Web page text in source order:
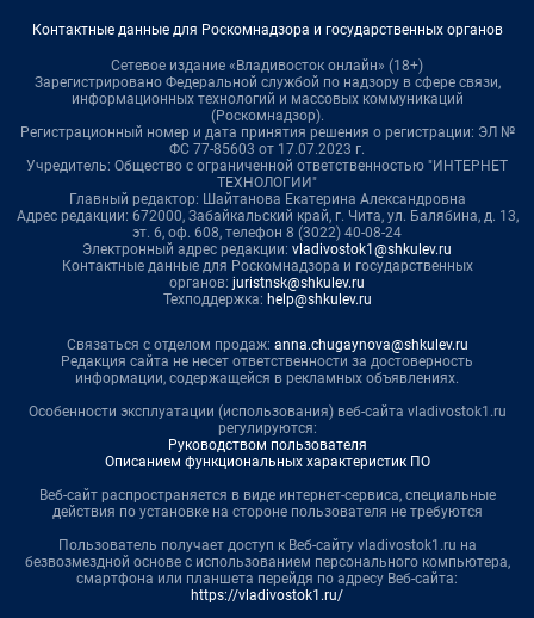
Контактные данные для Роскомнадзора и государственных органов
Сетевое издание «Владивосток онлайн» (18+)
Зарегистрировано Федеральной службой по надзору в сфере связи,
информационных технологий и массовых коммуникаций
(Роскомнадзор).
Регистрационный номер и дата принятия решения о регистрации: ЭЛ №
ФС 77-85603 от 17.07.2023 г.
Учредитель: Общество с ограниченной ответственностью "ИНТЕРНЕТ
ТЕХНОЛОГИИ"
Главный редактор: Шайтанова Екатерина Александровна
Адрес редакции: 672000, Забайкальский край, г. Чита, ул. Балябина, д. 13,
эт. 6, оф. 608, телефон 8 (3022) 40-08-24
Электронный адрес редакции: vladivostok1@shkulev.ru
Контактные данные для Роскомнадзора и государственных
органов: juristnsk@shkulev.ru
Техподдержка: help@shkulev.ru
Связаться с отделом продаж: anna.chugaynova@shkulev.ru
Редакция сайта не несет ответственности за достоверность
информации, содержащейся в рекламных объявлениях.
Особенности эксплуатации (использования) веб-сайта vladivostok1.ru
регулируются:
Руководством пользователя
Описанием функциональных характеристик ПО
Веб-сайт распространяется в виде интернет-сервиса, специальные
действия по установке на стороне пользователя не требуются
Пользователь получает доступ к Веб-сайту vladivostok1.ru на
безвозмездной основе с использованием персонального компьютера,
смартфона или планшета перейдя по адресу Веб-сайта:
https://vladivostok1.ru/